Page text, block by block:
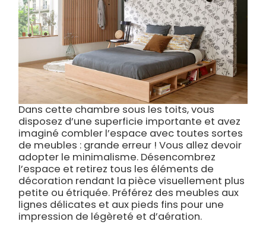
Dans cette chambre sous les toits, vous
disposez d’une superficie importante et avez
imaginé combler l’espace avec toutes sortes
de meubles : grande erreur ! Vous allez devoir
adopter le minimalisme. Désencombrez
l’espace et retirez tous les éléments de
décoration rendant la pièce visuellement plus
petite ou étriquée. Préférez des meubles aux
lignes délicates et aux pieds fins pour une
impression de légèreté et d’aération.